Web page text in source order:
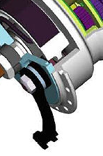
Brown
cilíndricas de
são de contato
com dentes e
cubo não seja
para cada marcha.